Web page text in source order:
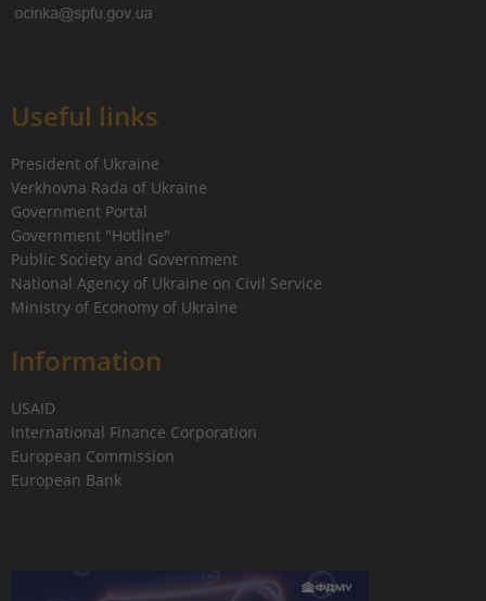
Useful links
President of Ukraine
Verkhovna Rada of Ukraine
Government Portal
Government "Hotline"
Public Society and Government
National Agency of Ukraine on Civil Service
Ministry of Economy of Ukraine
Information
USAID
International Finance Corporation
European Commission
European Bank